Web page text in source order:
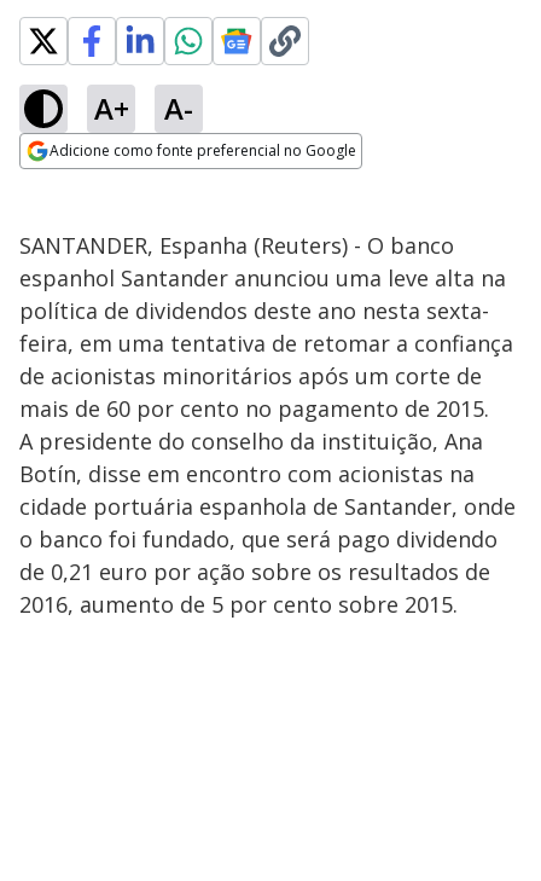
A+ A-
Adicione como fonte preferencial no Google
SANTANDER, Espanha (Reuters) - O banco
espanhol Santander anunciou uma leve alta na
política de dividendos deste ano nesta sexta-
feira, em uma tentativa de retomar a confiança
de acionistas minoritários após um corte de
mais de 60 por cento no pagamento de 2015.
A presidente do conselho da instituição, Ana
Botín, disse em encontro com acionistas na
cidade portuária espanhola de Santander, onde
o banco foi fundado, que será pago dividendo
de 0,21 euro por ação sobre os resultados de
2016, aumento de 5 por cento sobre 2015.